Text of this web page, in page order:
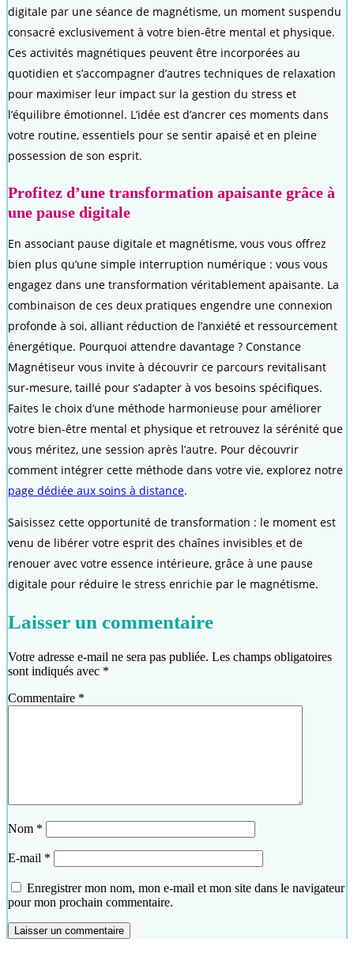
digitale par une séance de magnétisme, un moment suspendu
consacré exclusivement à votre bien-être mental et physique.
Ces activités magnétiques peuvent être incorporées au
quotidien et s’accompagner d’autres techniques de relaxation
pour maximiser leur impact sur la gestion du stress et
l’équilibre émotionnel. L’idée est d’ancrer ces moments dans
votre routine, essentiels pour se sentir apaisé et en pleine
possession de son esprit.
Profitez d’une transformation apaisante grâce à
une pause digitale
En associant pause digitale et magnétisme, vous vous offrez
bien plus qu’une simple interruption numérique : vous vous
engagez dans une transformation véritablement apaisante. La
combinaison de ces deux pratiques engendre une connexion
profonde à soi, alliant réduction de l’anxiété et ressourcement
énergétique. Pourquoi attendre davantage ? Constance
Magnétiseur vous invite à découvrir ce parcours revitalisant
sur-mesure, taillé pour s’adapter à vos besoins spécifiques.
Faites le choix d’une méthode harmonieuse pour améliorer
votre bien-être mental et physique et retrouvez la sérénité que
vous méritez, une session après l’autre. Pour découvrir
comment intégrer cette méthode dans votre vie, explorez notre
page dédiée aux soins à distance.
Saisissez cette opportunité de transformation : le moment est
venu de libérer votre esprit des chaînes invisibles et de
renouer avec votre essence intérieure, grâce à une pause
digitale pour réduire le stress enrichie par le magnétisme.
Laisser un commentaire
Votre adresse e-mail ne sera pas publiée. Les champs obligatoires
sont indiqués avec *
Commentaire *
Nom *
E-mail *
Enregistrer mon nom, mon e-mail et mon site dans le navigateur
pour mon prochain commentaire.